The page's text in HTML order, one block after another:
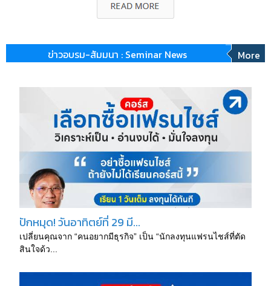
ข่าวอบรม-สัมมนา : Seminar News More
ปักหมุด! วันอาทิตย์ที่ 29 มี...
เปลี่ยนคุณจาก “คนอยากมีธุรกิจ” เป็น “นักลงทุนแฟรนไชส์ที่ตัด
สินใจด้ว...